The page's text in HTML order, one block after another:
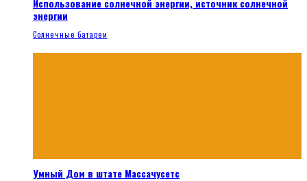
Использование солнечной энергии, источник солнечной
энергии
Солнечные батареи
Умный Дом в штате Массачусетс